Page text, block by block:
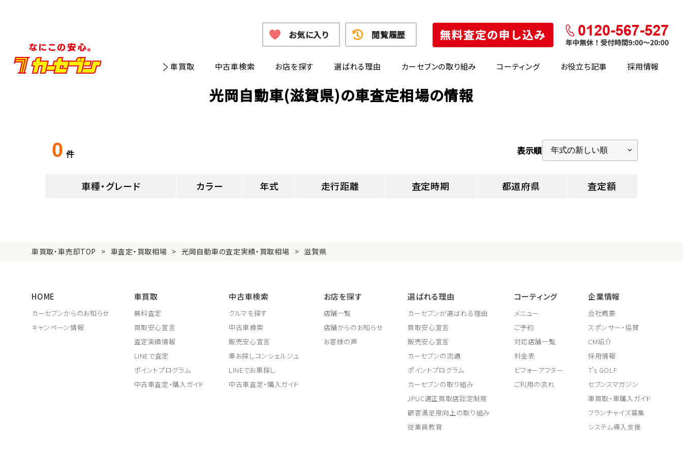
車買取 中古車検索 お店を探す 選ばれる理由 カーセブンの取り組み コーティング お役立ち記事 採用情報
お気に入り 閲覧履歴
光岡自動車(滋賀県)の車査定相場の情報
0 件 表示順
車種・グレード カラー 年式 走行距離 査定時期 都道府県 査定額
車買取・車売却TOP 車査定・買取相場 光岡自動車の査定実績・買取相場 滋賀県
HOME
カーセブンからのお知らせ
キャンペーン情報
車買取
無料査定
買取安心宣言
査定実績情報
LINEで査定
ポイントプログラム
中古車査定・購入ガイド
中古車検索
クルマを探す
中古車検索
販売安心宣言
車お探しコンシェルジュ
LINEでお車探し
中古車査定・購入ガイド
お店を探す
店舗一覧
店舗からのお知らせ
お客様の声
選ばれる理由
カーセブンが選ばれる理由
買取安心宣言
販売安心宣言
カーセブンの流通
ポイントプログラム
カーセブンの取り組み
JPUC適正買取店認定制度
顧客満足度向上の取り組み
従業員教育
コーティング
メニュー
ご予約
対応店舗一覧
料金表
ビフォーアフター
ご利用の流れ
企業情報
会社概要
スポンサー・協賛
CM紹介
採用情報
7's GOLF
セブンスマガジン
車買取・車購入ガイド
フランチャイズ募集
システム導入支援